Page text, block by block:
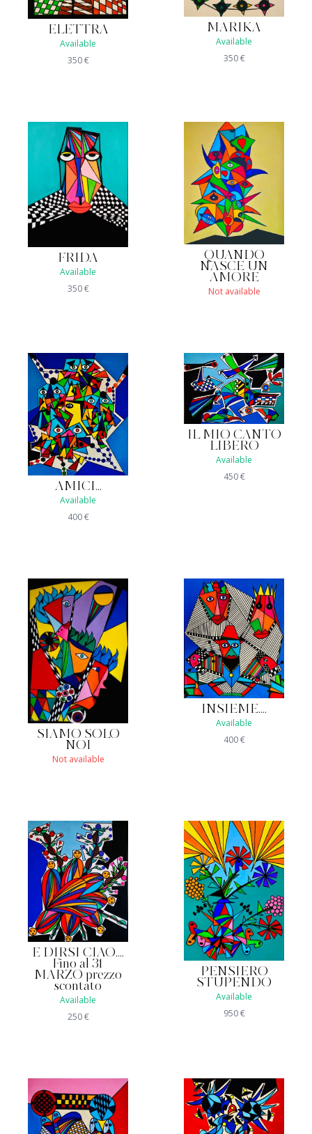
ELETTRA
Available
350€
MARIKA
Available
350€
FRIDA
Available
350€
QUANDO
NASCE UN
AMORE
Not available
AMICI...
Available
400€
IL MIO CANTO
LIBERO
Available
450€
SIAMO SOLO
NOI
Not available
INSIEME....
Available
400€
E DIRSI CIAO....
Fino al 31
MARZO prezzo
scontato
Available
250€
PENSIERO
STUPENDO
Available
950€